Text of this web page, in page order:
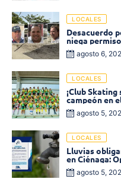
LOCALES
Desacuerdo
niega
agosto 6,
LOCALES
¡Club
campeón en
«Soledad
agosto 5,
LOCALES
Lluvias
en Ciénaga:
baja presión
agosto 5,